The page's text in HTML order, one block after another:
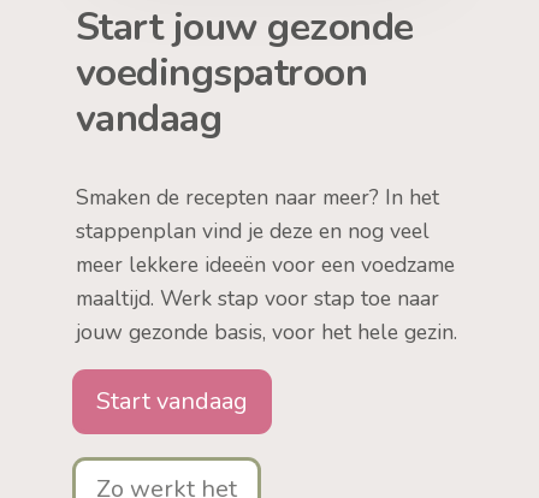
Start jouw gezonde
voedingspatroon
vandaag
Smaken de recepten naar meer? In het
stappenplan vind je deze en nog veel
meer lekkere ideeën voor een voedzame
maaltijd. Werk stap voor stap toe naar
jouw gezonde basis, voor het hele gezin.
Start vandaag
Zo werkt het